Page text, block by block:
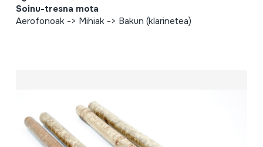
Soinu-tresna mota
Aerofonoak -> Mihiak -> Bakun (klarinetea)